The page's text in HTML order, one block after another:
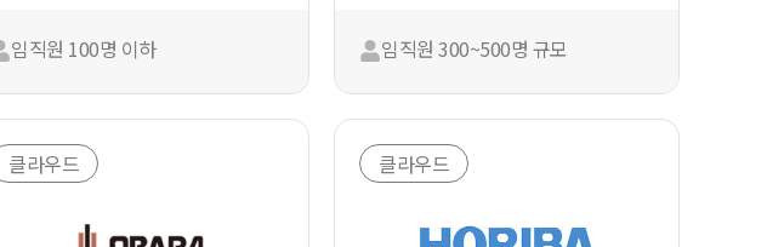
임직원 100명 이하 임직원 300~500명 규모
클라우드 클라우드